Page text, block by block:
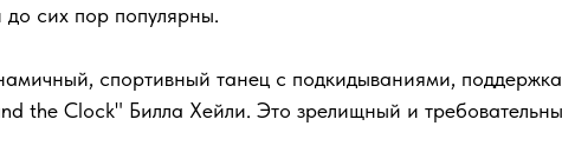
сих пор популярны.
спортивный танец с подкидываниями,
the Clock" Билла Хейли. Это зрелищный и